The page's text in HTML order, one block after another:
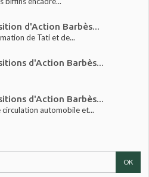
d'Action Barbès...
de Tati et de...
d'Action Barbès...
d'Action Barbès...
automobile et...